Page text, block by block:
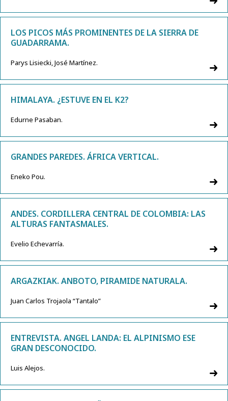
LOS PICOS MÁS PROMINENTES DE LA SIERRA DE
GUADARRAMA.
Parys Lisiecki, José Martínez.
HIMALAYA. ¿ESTUVE EN EL K2?
Edurne Pasaban.
GRANDES PAREDES. ÁFRICA VERTICAL.
Eneko Pou.
ANDES. CORDILLERA CENTRAL DE COLOMBIA: LAS
ALTURAS FANTASMALES.
Evelio Echevarría.
ARGAZKIAK. ANBOTO, PIRAMIDE NATURALA.
Juan Carlos Trojaola “Tantalo”
ENTREVISTA. ANGEL LANDA: EL ALPINISMO ESE
GRAN DESCONOCIDO.
Luis Alejos.